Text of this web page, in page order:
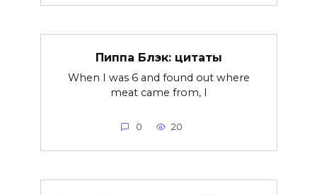
Пиппа Блэк: цитаты
When I was 6 and found out where
meat came from, I
0 20